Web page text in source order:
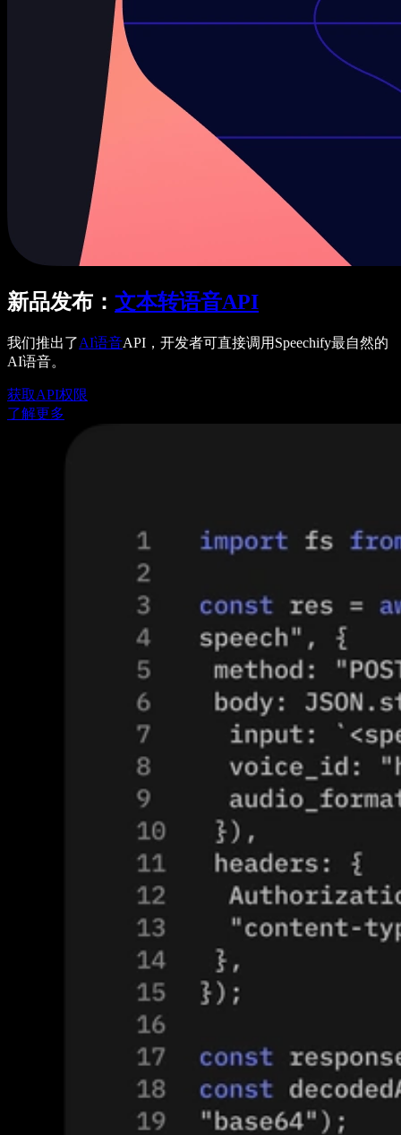
新品发布： 文本转语音API
我们推出了AI语音API，开发者可直接调用Speechify最自然的
AI语音。
获取API权限
了解更多